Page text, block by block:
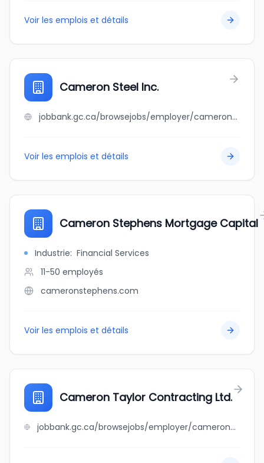
Voir les emplois et détails
Cameron Steel Inc.
jobbank.gc.ca/browsejobs/employer/cameron+steel+inc./ca
Voir les emplois et détails
Cameron Stephens Mortgage Capital
Industrie: Financial Services
11-50 employés
cameronstephens.com
Voir les emplois et détails
Cameron Taylor Contracting Ltd.
jobbank.gc.ca/browsejobs/employer/cameron+taylor+contracting+ltd./ca